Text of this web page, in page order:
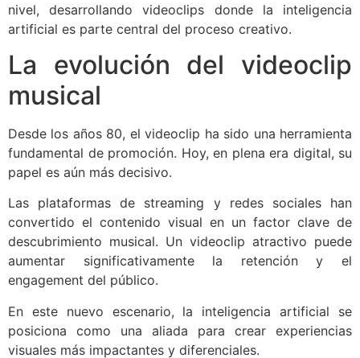
nivel, desarrollando videoclips donde la inteligencia
artificial es parte central del proceso creativo.
La evolución del videoclip
musical
Desde los años 80, el videoclip ha sido una herramienta
fundamental de promoción. Hoy, en plena era digital, su
papel es aún más decisivo.
Las plataformas de streaming y redes sociales han
convertido el contenido visual en un factor clave de
descubrimiento musical. Un videoclip atractivo puede
aumentar significativamente la retención y el
engagement del público.
En este nuevo escenario, la inteligencia artificial se
posiciona como una aliada para crear experiencias
visuales más impactantes y diferenciales.